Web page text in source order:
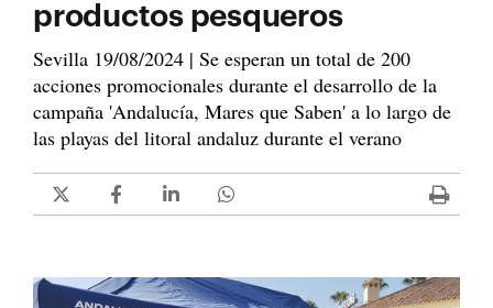
productos pesqueros
Sevilla 19/08/2024 | Se esperan un total de 200
acciones promocionales durante el desarrollo de la
campaña 'Andalucía, Mares que Saben' a lo largo de
las playas del litoral andaluz durante el verano